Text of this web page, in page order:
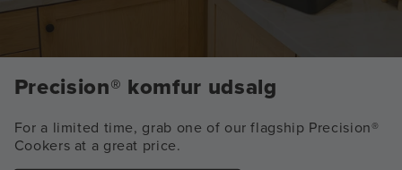
Precision® komfur udsalg
For a limited time, grab one of our flagship Precision®
Cookers at a great price.